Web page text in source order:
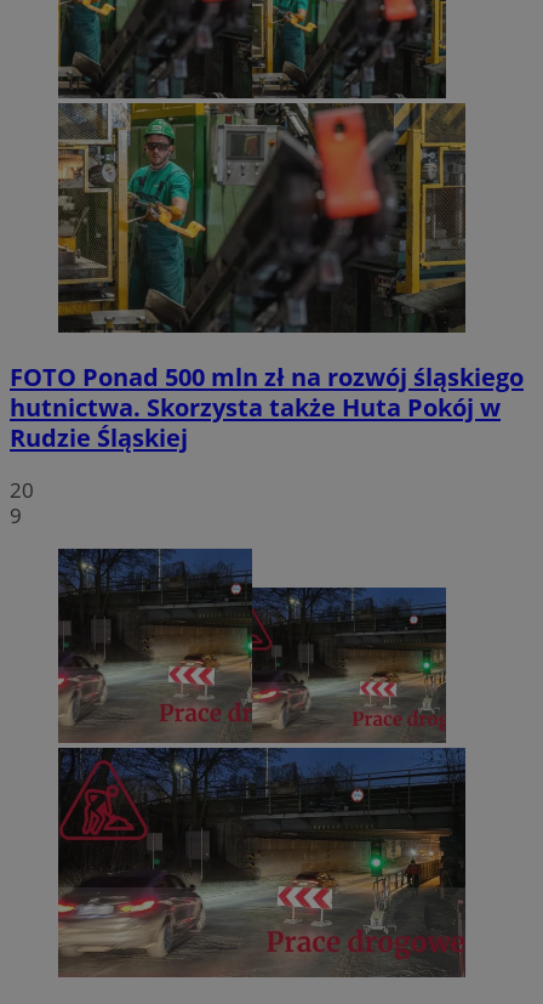
FOTO Ponad 500 mln zł na rozwój śląskiego
hutnictwa. Skorzysta także Huta Pokój w
Rudzie Śląskiej
20
9